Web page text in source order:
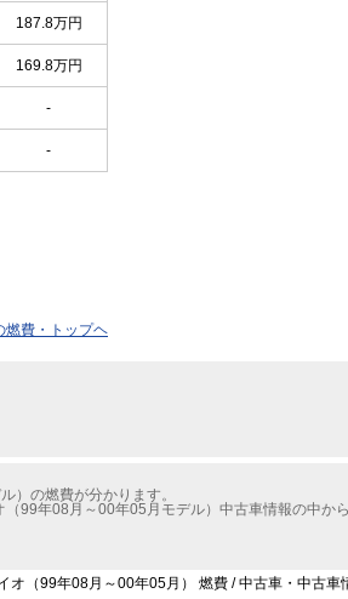
187.8万円
169.8万円
-
-
燃費・トップヘ
）の燃費が分かります。
99年08月～00年05月モデル）中古車情報の中か
オ（99年08月～00年05月） 燃費 / 中古車・中古車